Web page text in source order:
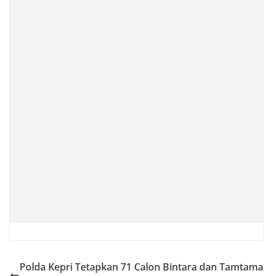
Polda Kepri Tetapkan 71 Calon Bintara dan Tamtama